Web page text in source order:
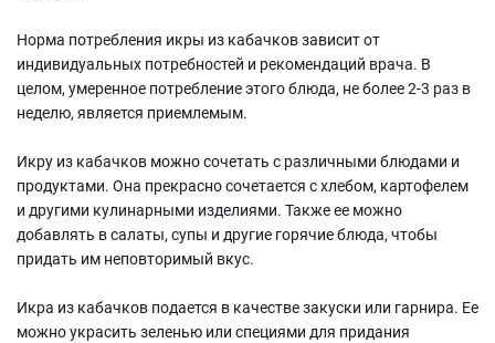
Норма потребления икры из кабачков зависит от
индивидуальных потребностей и рекомендаций врача. В
целом, умеренное потребление этого блюда, не более 2-3 раз в
неделю, является приемлемым.
Икру из кабачков можно сочетать с различными блюдами и
продуктами. Она прекрасно сочетается с хлебом, картофелем
и другими кулинарными изделиями. Также ее можно
добавлять в салаты, супы и другие горячие блюда, чтобы
придать им неповторимый вкус.
Икра из кабачков подается в качестве закуски или гарнира. Ее
можно украсить зеленью или специями для придания